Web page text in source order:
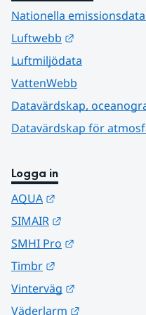
Nationella
Luftwebb
Luftmiljödata
VattenWebb
Datavärdskap,
Datavärdskap för
Logga in
AQUA
SIMAIR
SMHI Pro
Timbr
Vinterväg
Väderlarm